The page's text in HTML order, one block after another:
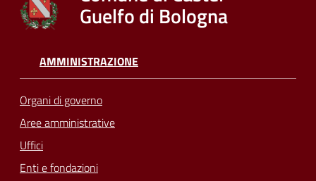
Guelfo di Bologna
AMMINISTRAZIONE
Organi di governo
Aree amministrative
Uffici
Enti e fondazioni